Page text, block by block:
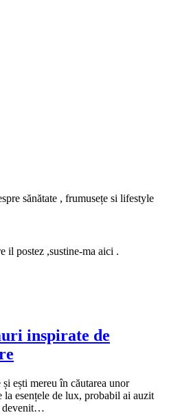
sănătate , frumusețe si lifestyle
il postez ,sustine-ma aici .
inspirate de
ești mereu în căutarea unor
la esențele de lux, probabil ai auzit
devenit…